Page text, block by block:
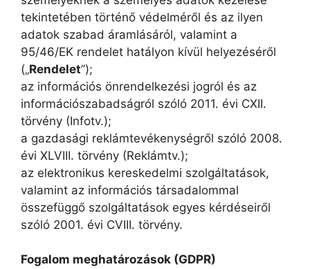
tekintetében történő védelméről és az ilyen
adatok szabad áramlásáról, valamint a
95/46/EK rendelet hatályon kívül helyezéséről
(„Rendelet”);
az információs önrendelkezési jogról és az
információszabadságról szóló 2011. évi CXII.
törvény (Infotv.);
a gazdasági reklámtevékenységről szóló 2008.
évi XLVIII. törvény (Reklámtv.);
az elektronikus kereskedelmi szolgáltatások,
valamint az információs társadalommal
összefüggő szolgáltatások egyes kérdéseiről
szóló 2001. évi CVIII. törvény.
Fogalom meghatározások (GDPR)